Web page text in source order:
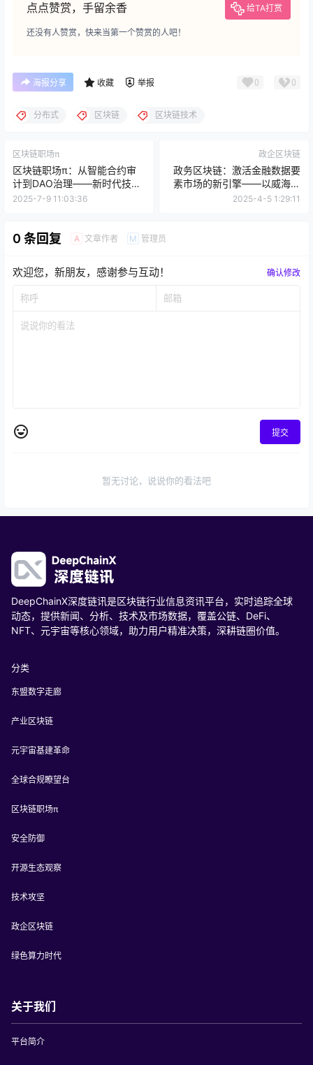
点点赞赏，手留余香 给TA打赏
还没有人赞赏，快来当第一个赞赏的人吧！
海报分享 收藏 举报 0 0
分布式 区块链 区块链技术
区块链职场π
区块链职场π：从智能合约审
计到DAO治理——新时代技术
人才的技能图谱重构
2025-7-9 11:03:36
政企区块链
政务区块链：激活金融数据要
素市场的新引擎——以威海市
为例
2025-4-5 1:29:11
0 条回复 A 文章作者 M 管理员
欢迎您，新朋友，感谢参与互动！ 确认修改
提交
暂无讨论，说说你的看法吧
DeepChainX深度链讯是区块链行业信息资讯平台，实时追踪全球
动态，提供新闻、分析、技术及市场数据，覆盖公链、DeFi、
NFT、元宇宙等核心领域，助力用户精准决策，深耕链圈价值。
分类
东盟数字走廊
产业区块链
元宇宙基建革命
全球合规瞭望台
区块链职场π
安全防御
开源生态观察
技术攻坚
政企区块链
绿色算力时代
关于我们
平台简介